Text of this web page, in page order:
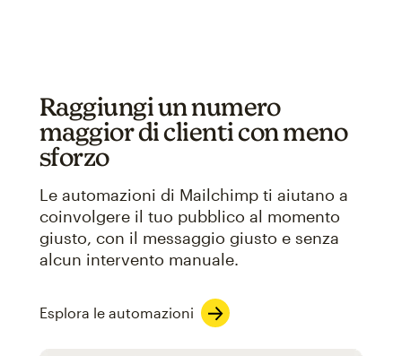
Raggiungi un numero
maggior di clienti con meno
sforzo
Le automazioni di Mailchimp ti aiutano a
coinvolgere il tuo pubblico al momento
giusto, con il messaggio giusto e senza
alcun intervento manuale.
Esplora le automazioni